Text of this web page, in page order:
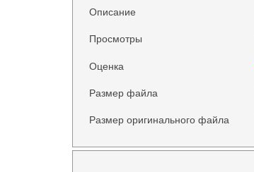
Описание
Просмотры
Оценка
Размер файла
Размер оригинального файла